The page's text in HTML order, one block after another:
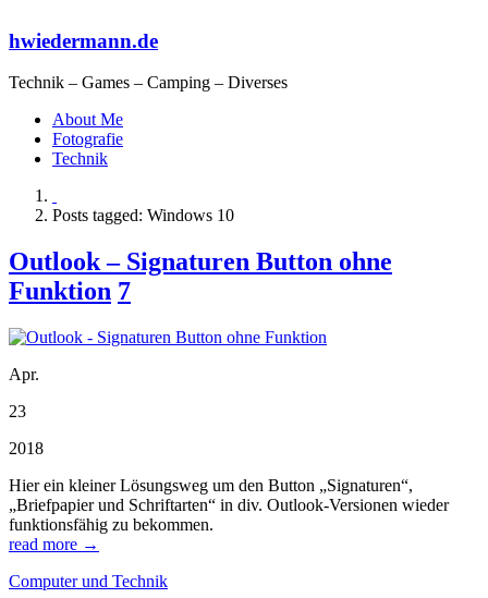
hwiedermann.de
Technik – Games – Camping – Diverses
About Me
Fotografie
Technik
Posts tagged: Windows 10
Outlook – Signaturen Button ohne
Funktion 7
Apr.
23
2018
Hier ein kleiner Lösungsweg um den Button „Signaturen“,
„Briefpapier und Schriftarten“ in div. Outlook-Versionen wieder
funktionsfähig zu bekommen.
read more →
Computer und Technik